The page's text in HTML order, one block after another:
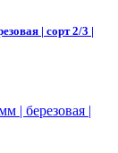
| сорт 2/3 |